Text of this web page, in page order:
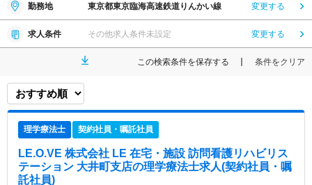
勤務地 東京都東京臨海高速鉄道りんかい線 変更する
求人条件 その他求人条件未設定 変更する
この検索条件を保存する 条件をクリア
理学療法士 契約社員・嘱託社員
LE.O.VE 株式会社 LE 在宅・施設 訪問看護リハビリス
テーション 大井町支店の理学療法士求人(契約社員・嘱
託社員)